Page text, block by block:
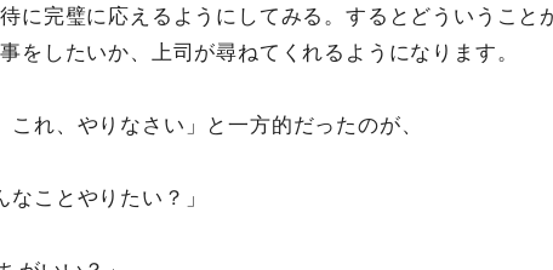
に完璧に応えるようにしてみる。するとどういうこと
をしたいか、上司が尋ねてくれるようになります。
これ、やりなさい」と一方的だったのが、
なことやりたい？」